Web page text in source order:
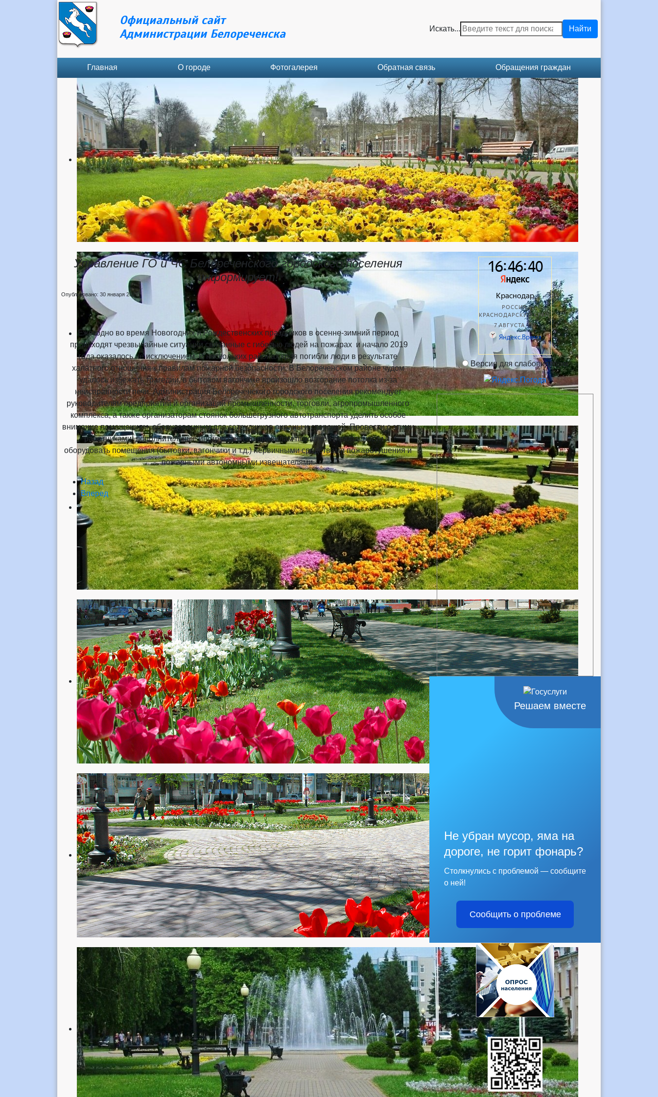
Официальный сайт
Администрации Белореченска
Искать... Найти
Главная О городе Фотогалерея Обратная связь Обращения граждан
Управление ГО и ЧС Белореченского городского поселения
информирует!
Опубликовано: 30 января 2019
Ежегодно во время Новогодних и Рождественских праздников в осенне-зимний период
происходят чрезвычайные ситуации связанные с гибелью людей на пожарах и начало 2019
года оказалось не исключением. В нескольких районах края погибли люди в результате
халатного отношения к правилам пожарной безопасности. В Белореченском районе чудом
удалось избежать трагедии, в бытовом вагончике произошло возгорание потолка из-за
неисправности печи. Администрация Белореченского городского поселения рекомендует
руководителям предприятий и организаций промышленности, торговли, агропромышленного
комплекса, а также организаторам стоянок большегрузного автотранспорта уделить особое
внимание помещениям, оборудованным для сотрудников охраны и сторожей. Провести с этими
работниками дополнительные инструктажи по правилам пожарной безопасности и
оборудовать помещения (бытовки, вагончики и т.д.) первичными средствами пожаротушения и
пожарными автономными извещателями.
Назад
Вперед
Версия для слабовидящих
Решаем вместе
Не убран мусор, яма на
дороге, не горит фонарь?
Столкнулись с проблемой — сообщите
о ней!
Сообщить о проблеме